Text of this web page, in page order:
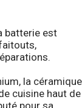
batterie est
la céramique
cuisine haut de
pour sa